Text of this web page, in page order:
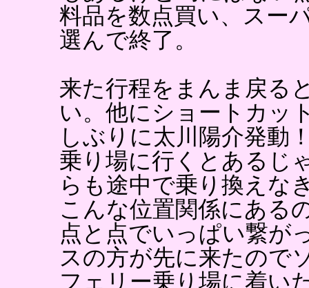
料品を数点買い、スー
選んで終了。
来た行程をまんま戻る
い。他にショートカッ
しぶりに太川陽介発動
乗り場に行くとあるじ
らも途中で乗り換えな
こんな位置関係にある
点と点でいっぱい繋が
スの方が先に来たので
フェリー乗り場に着い